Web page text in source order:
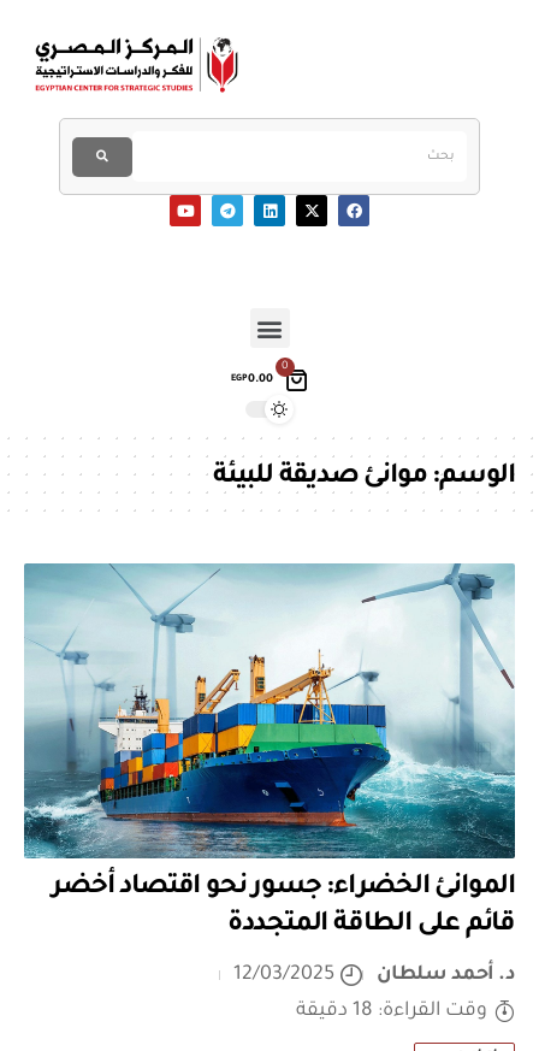
0
EGP0.00
الوسم:موانئ صديقة للبيئة
الموانئ الخضراء: جسور نحو اقتصاد أخضر
قائم على الطاقة المتجددة
د. أحمد سلطان
12/03/2025
وقت القراءة: 18 دقيقة